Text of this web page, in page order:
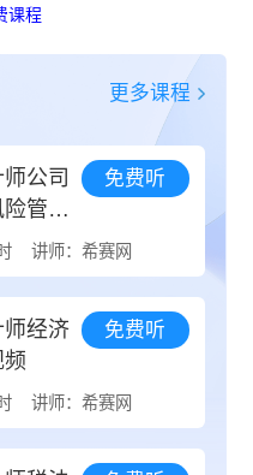
课程
更多课程
公司
管理
免费听
讲师：希赛网
师经济
免费听
讲师：希赛网